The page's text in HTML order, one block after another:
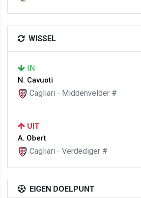
WISSEL
IN
N. Cavuoti
Cagliari - Middenvelder #
UIT
A. Obert
Cagliari - Verdediger #
EIGEN DOELPUNT